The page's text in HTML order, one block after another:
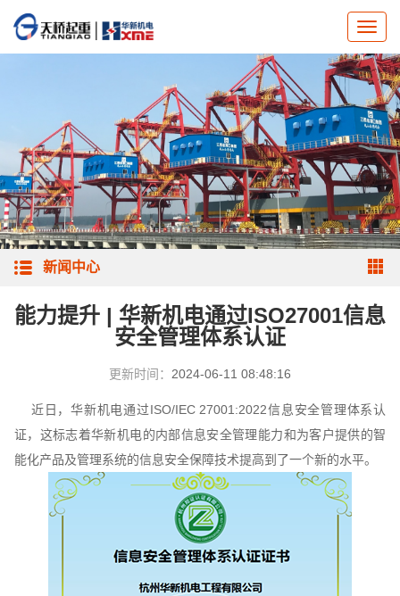
新闻中心
能力提升 | 华新机电通过ISO27001信息
安全管理体系认证
更新时间： 2024-06-11 08:48:16
近日，华新机电通过ISO/IEC 27001:2022信息安全管理体系认
证，这标志着华新机电的内部信息安全管理能力和为客户提供的智
能化产品及管理系统的信息安全保障技术提高到了一个新的水平。